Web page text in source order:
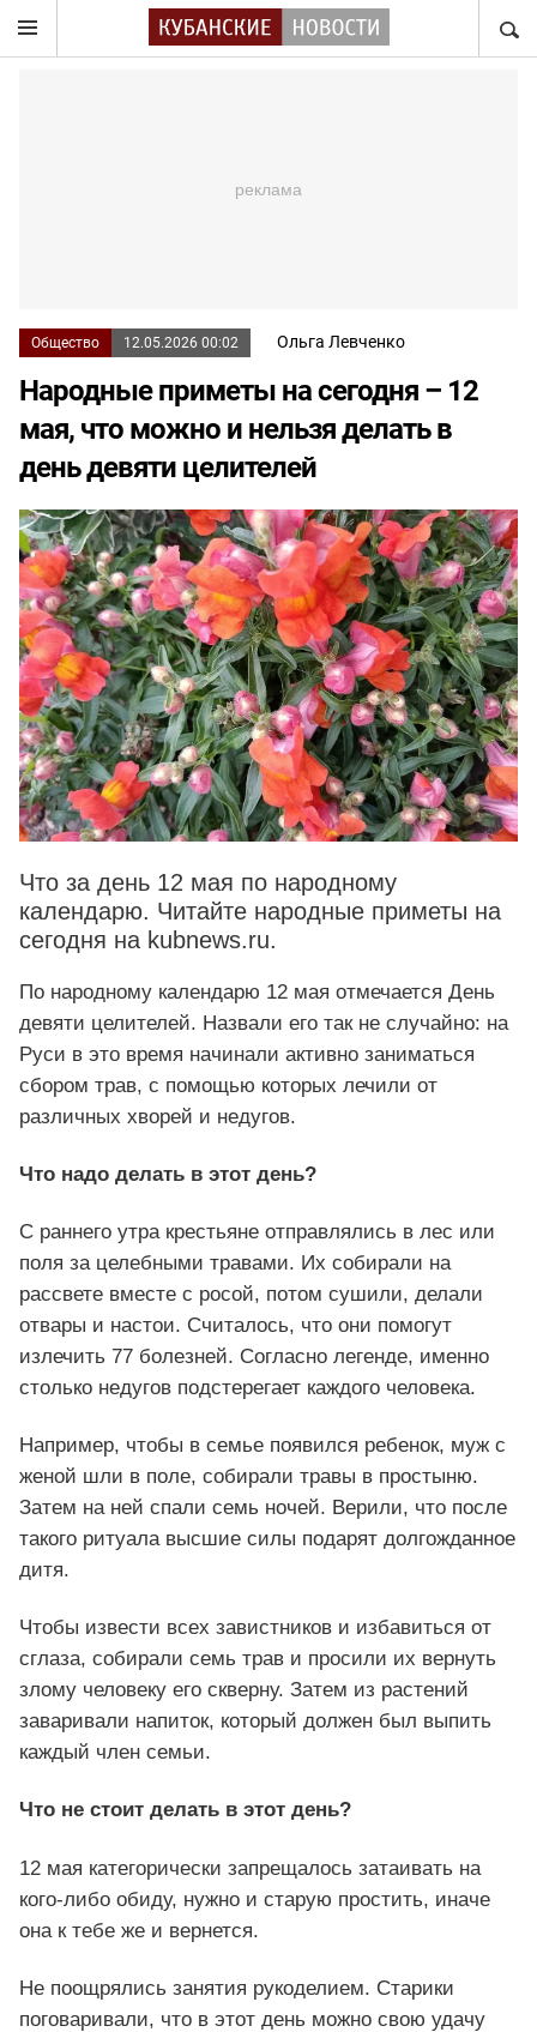
Общество 12.05.2026 00:02 Ольга Левченко
Народные приметы на сегодня – 12
мая, что можно и нельзя делать в
день девяти целителей
Что за день 12 мая по народному
календарю. Читайте народные приметы на
сегодня на kubnews.ru.
По народному календарю 12 мая отмечается День
девяти целителей. Назвали его так не случайно: на
Руси в это время начинали активно заниматься
сбором трав, с помощью которых лечили от
различных хворей и недугов.
Что надо делать в этот день?
С раннего утра крестьяне отправлялись в лес или
поля за целебными травами. Их собирали на
рассвете вместе с росой, потом сушили, делали
отвары и настои. Считалось, что они помогут
излечить 77 болезней. Согласно легенде, именно
столько недугов подстерегает каждого человека.
Например, чтобы в семье появился ребенок, муж с
женой шли в поле, собирали травы в простыню.
Затем на ней спали семь ночей. Верили, что после
такого ритуала высшие силы подарят долгожданное
дитя.
Чтобы извести всех завистников и избавиться от
сглаза, собирали семь трав и просили их вернуть
злому человеку его скверну. Затем из растений
заваривали напиток, который должен был выпить
каждый член семьи.
Что не стоит делать в этот день?
12 мая категорически запрещалось затаивать на
кого-либо обиду, нужно и старую простить, иначе
она к тебе же и вернется.
Не поощрялись занятия рукоделием. Старики
поговаривали, что в этот день можно свою удачу